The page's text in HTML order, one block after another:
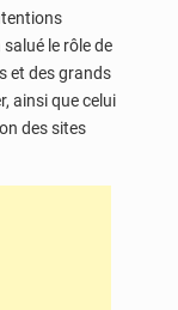
le rôle de
et des grands
ainsi que celui
des sites